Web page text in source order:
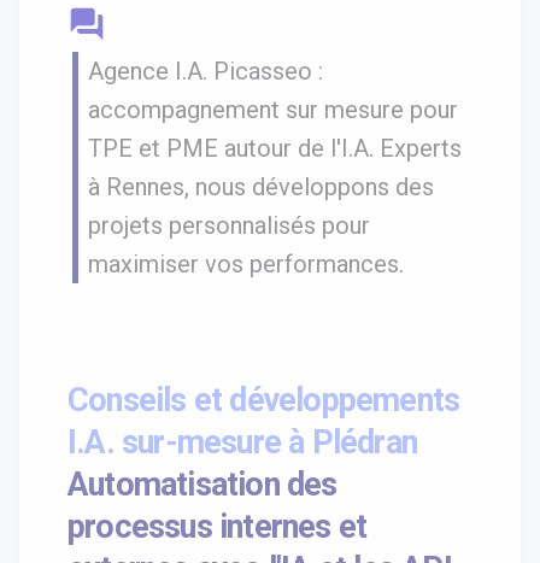
question_answer
Agence I.A. Picasseo :
accompagnement sur mesure pour
TPE et PME autour de l'I.A. Experts
à Rennes, nous développons des
projets personnalisés pour
maximiser vos performances.
Conseils et développements
I.A. sur-mesure à Plédran
Automatisation des
processus internes et